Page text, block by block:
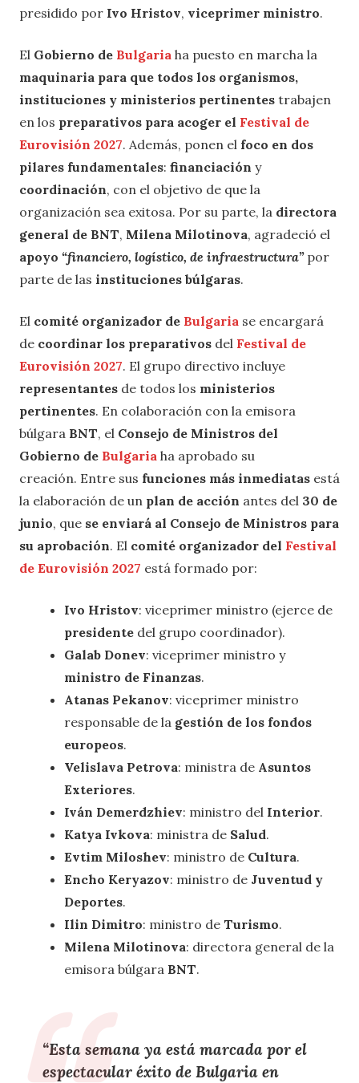
presidido por Ivo Hristov, viceprimer ministro.
El Gobierno de Bulgaria ha puesto en marcha la
maquinaria para que todos los organismos,
instituciones y ministerios pertinentes trabajen
en los preparativos para acoger el Festival de
Eurovisión 2027. Además, ponen el foco en dos
pilares fundamentales: financiación y
coordinación, con el objetivo de que la
organización sea exitosa. Por su parte, la directora
general de BNT, Milena Milotinova, agradeció el
apoyo “financiero, logístico, de infraestructura”por
parte de las instituciones búlgaras.
El comité organizador de Bulgaria se encargará
de coordinar los preparativos del Festival de
Eurovisión 2027. El grupo directivo incluye
representantes de todos los ministerios
pertinentes. En colaboración con la emisora
búlgara BNT, el Consejo de Ministros del
Gobierno de Bulgaria ha aprobado su
creación. Entre sus funciones más inmediatas está
la elaboración de un plan de acción antes del 30 de
junio, que se enviará al Consejo de Ministros para
su aprobación. El comité organizador del Festival
de Eurovisión 2027 está formado por:
Ivo Hristov: viceprimer ministro (ejerce de
presidente del grupo coordinador).
Galab Donev: viceprimer ministro y
ministro de Finanzas.
Atanas Pekanov: viceprimer ministro
responsable de la gestión de los fondos
europeos.
Velislava Petrova: ministra de Asuntos
Exteriores.
Iván Demerdzhiev: ministro del Interior.
Katya Ivkova: ministra de Salud.
Evtim Miloshev: ministro de Cultura.
Encho Keryazov: ministro de Juventud y
Deportes.
Ilin Dimitro: ministro de Turismo.
Milena Milotinova: directora general de la
emisora búlgara BNT.
“Esta semana ya está marcada por el
espectacular éxito de Bulgaria en